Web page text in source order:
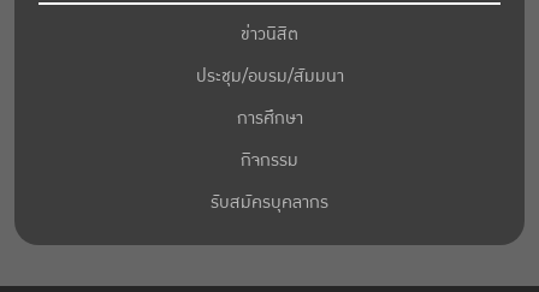
ข่าวนิสิต
ประชุม/อบรม/สัมมนา
การศึกษา
กิจกรรม
รับสมัครบุคลากร